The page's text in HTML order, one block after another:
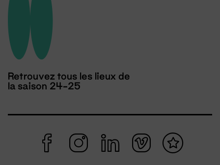
Retrouvez tous les lieux de
la saison 24-25